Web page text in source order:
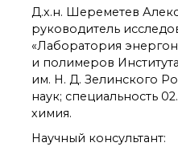
Библиотека
Инфоресурсы
Профком
Документы
Контакты
Основные
Д.х.н. Шереметев
руководитель
«Лаборатория
и полимеров
им. Н. Д. Зелинского
наук; специальность
химия.
Научный консультант: